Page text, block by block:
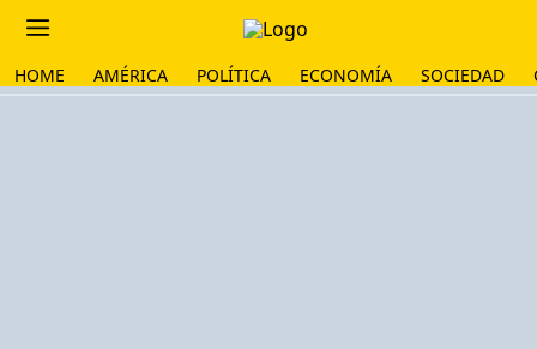
HOME AMÉRICA POLÍTICA ECONOMÍA SOCIEDAD